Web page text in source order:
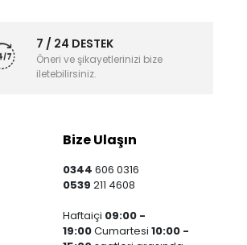
7 / 24 DESTEK
Öneri ve şikayetlerinizi bize
iletebilirsiniz.
Bize Ulaşın
0344606 0316
0539211 4608
Haftaiçi 09:00 -
19:00Cumartesi10:00 -